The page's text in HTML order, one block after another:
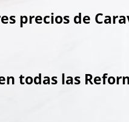
precios de
todas las